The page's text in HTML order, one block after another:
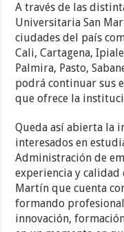
A través de las
Universitaria San
ciudades del país
Cali, Cartagena,
Palmira, Pasto,
podrá continuar sus
que ofrece la
Queda así abierta la
interesados en
Administración de
experiencia y calidad
Martín que cuenta
formando
innovación,